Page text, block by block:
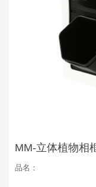
MM-立体植物相
品名：